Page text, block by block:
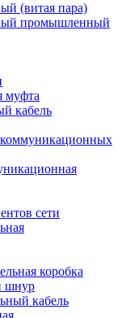
(витая пара)
промышленный
муфта
кабель
сети
коробка
шнур
кабель